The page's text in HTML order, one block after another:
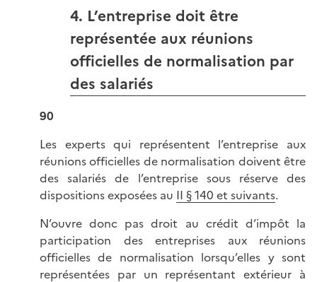
4. L’entreprise doit être
représentée aux réunions
officielles de normalisation par
des salariés
90
Les experts qui représentent l’entreprise aux
réunions officielles de normalisation doivent être
des salariés de l’entreprise sous réserve des
dispositions exposées au II § 140 et suivants.
N’ouvre donc pas droit au crédit d’impôt la
participation des entreprises aux réunions
officielles de normalisation lorsqu’elles y sont
représentées par un représentant extérieur à